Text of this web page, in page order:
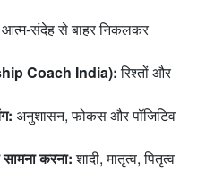
आत्म-संदेह से बाहर निकलकर
Coach India):रिश्तों और
अनुशासन, फोकस और पॉजिटिव
करना:शादी, मातृत्व, पितृत्व